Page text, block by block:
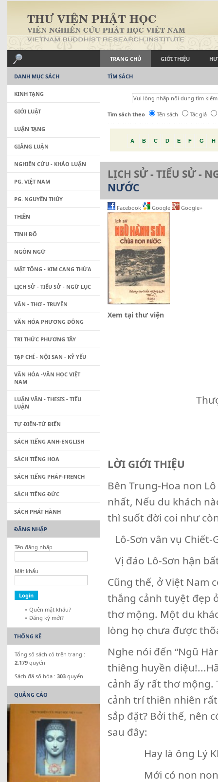
TRANG CHỦ GIỚI THIỆU
TÌM SÁCH
Tìm sách theo Tên sách Tác giả
A B C D E F G H
LỊCH SỬ - TIỂU SỬ -
NƯỚC
Facebook Google Google+
Xem tại thư viện
LỜI GIỚI THIỆU
Bên Trung-Hoa non
nhất, Nếu du khách
thì suốt đời coi như
Lô-Sơn vân vụ Chiết-
Vị đáo Lô-Sơn hận
Cũng thế, ở Việt Nam
thắng cảnh tuyệt đẹp
thơ mộng. Một du
lòng họ chưa được
Nghe nói đến “Ngũ
thiêng huyền
cảnh ấy rất thơ mộng.
cảnh trí thiên nhiên
sắp đặt? Bởi thế, nên
sau đây:
Hay là ông Lý
Mới có non non
DANH MỤC SÁCH
KINH TẠNG
GIỚI LUẬT
LUẬN TẠNG
GIẢNG LUẬN
NGHIÊN CỨU - KHẢO LUẬN
PG. VIỆT NAM
PG. NGUYÊN THỦY
THIỀN
TỊNH ĐỘ
NGÔN NGỮ
MẬT TÔNG - KIM CANG THỪA
LỊCH SỬ - TIỂU SỬ - NGỮ LỤC
VĂN - THƠ - TRUYỆN
VĂN HÓA PHƯƠNG ĐÔNG
TRI THỨC PHƯƠNG TÂY
TẠP CHÍ - NỘI SAN - KỶ YẾU
VĂN HÓA -VĂN HỌC VIỆT
NAM
LUẬN VĂN - THESIS - TIỂU
LUẬN
TỰ ĐIỂN-TỪ ĐIỂN
SÁCH TIẾNG ANH-ENGLISH
SÁCH TIẾNG HOA
SÁCH TIẾNG PHÁP-FRENCH
SÁCH TIẾNG ĐỨC
SÁCH PHÁT HÀNH
ĐĂNG NHẬP
Tên đăng nhập
Mật khẩu
Quên mật khẩu?
Đăng ký mới?
THỐNG KÊ
Tổng số sách có trên trang :
2,179 quyển
Sách đã số hóa : 303 quyển
QUẢNG CÁO